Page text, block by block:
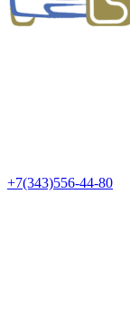
+7(343)556-44-80